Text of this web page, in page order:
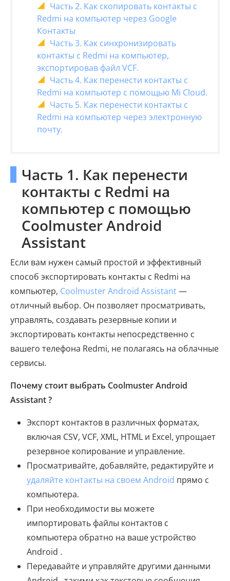
Часть 2. Как скопировать контакты с
Redmi на компьютер через Google
Контакты
Часть 3. Как синхронизировать
контакты с Redmi на компьютер,
экспортировав файл VCF.
Часть 4. Как перенести контакты с
Redmi на компьютер с помощью Mi Cloud.
Часть 5. Как перенести контакты с
Redmi на компьютер через электронную
почту.
Часть 1. Как перенести
контакты с Redmi на
компьютер с помощью
Coolmuster Android
Assistant
Если вам нужен самый простой и эффективный
способ экспортировать контакты с Redmi на
компьютер, Coolmuster Android Assistant—
отличный выбор. Он позволяет просматривать,
управлять, создавать резервные копии и
экспортировать контакты непосредственно с
вашего телефона Redmi, не полагаясь на облачные
сервисы.
Почему стоит выбрать Coolmuster Android
Assistant ?
Экспорт контактов в различных форматах,
включая CSV, VCF, XML, HTML и Excel, упрощает
резервное копирование и управление.
Просматривайте, добавляйте, редактируйте и
удаляйте контакты на своем Android прямо с
компьютера.
При необходимости вы можете
импортировать файлы контактов с
компьютера обратно на ваше устройство
Android .
Передавайте и управляйте другими данными